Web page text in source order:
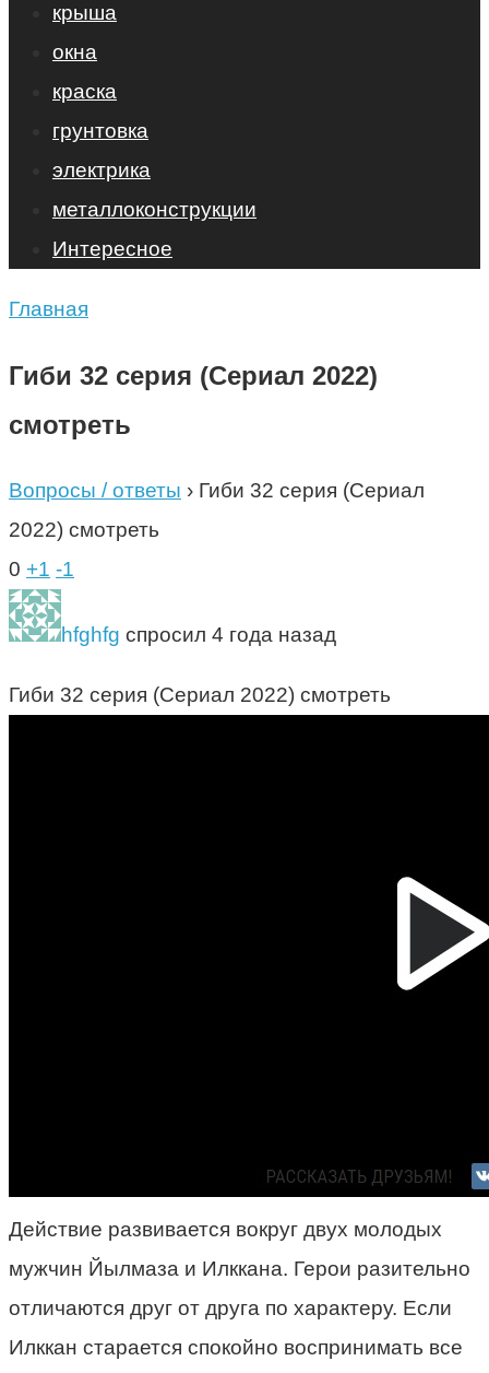
крыша
окна
краска
грунтовка
электрика
металлоконструкции
Интересное
Главная
Гиби 32 серия (Сериал 2022)
смотреть
Вопросы / ответы › Гиби 32 серия (Сериал
2022) смотреть
0 +1 -1
hfghfg спросил 4 года назад
Гиби 32 серия (Сериал 2022) смотреть
Действие развивается вокруг двух молодых
мужчин Йылмаза и Илккана. Герои разительно
отличаются друг от друга по характеру. Если
Илккан старается спокойно воспринимать все